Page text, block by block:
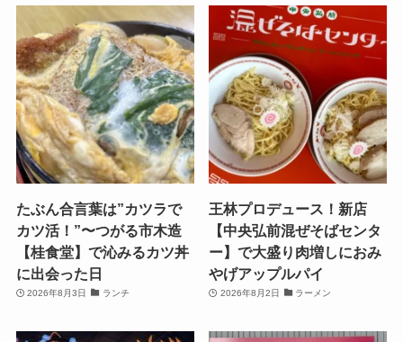
たぶん合言葉は”カツラで
カツ活！”〜つがる市木造
【桂食堂】で沁みるカツ丼
に出会った日
2026年8月3日 ランチ
王林プロデュース！新店
【中央弘前混ぜそばセンタ
ー】で大盛り肉増しにおみ
やげアップルパイ
2026年8月2日 ラーメン